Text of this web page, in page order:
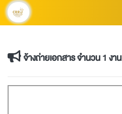
จ้างถ่ายเอกสาร จำนวน 1 งาน